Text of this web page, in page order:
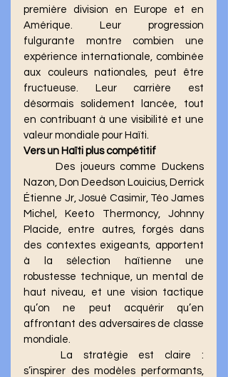
première division en Europe et en
Amérique. Leur progression
fulgurante montre combien une
expérience internationale, combinée
aux couleurs nationales, peut être
fructueuse. Leur carrière est
désormais solidement lancée, tout
en contribuant à une visibilité et une
valeur mondiale pour Haïti.
Vers un Haïti plus compétitif
Nazon, Don Deedson Louicius, Derrick
Étienne Jr, Josué Casimir, Téo James
Michel, Keeto Thermoncy, Johnny
Placide, entre autres, forgés dans
des contextes exigeants, apportent
à la sélection haïtienne une
robustesse technique, un mental de
haut niveau, et une vision tactique
qu’on ne peut acquérir qu’en
affrontant des adversaires de classe
mondiale.
s’inspirer des modèles performants,